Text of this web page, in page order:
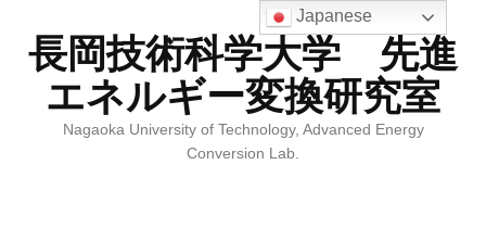
長岡技術科学大学 先進
エネルギー変換研究室
Nagaoka University of Technology, Advanced Energy
Conversion Lab.
Japanese